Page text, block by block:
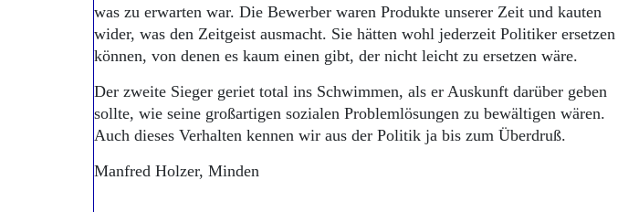
was zu erwarten war. Die Bewerber waren Produkte unserer Zeit und kauten
wider, was den Zeitgeist ausmacht. Sie hätten wohl jederzeit Politiker ersetzen
können, von denen es kaum einen gibt, der nicht leicht zu ersetzen wäre.
Der zweite Sieger geriet total ins Schwimmen, als er Auskunft darüber geben
sollte, wie seine großartigen sozialen Problemlösungen zu bewältigen wären.
Auch dieses Verhalten kennen wir aus der Politik ja bis zum Überdruß.
Manfred Holzer, Minden